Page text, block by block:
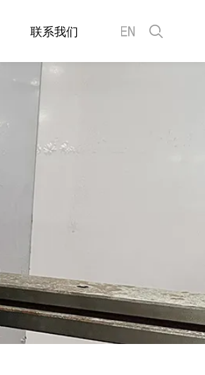
联系我们